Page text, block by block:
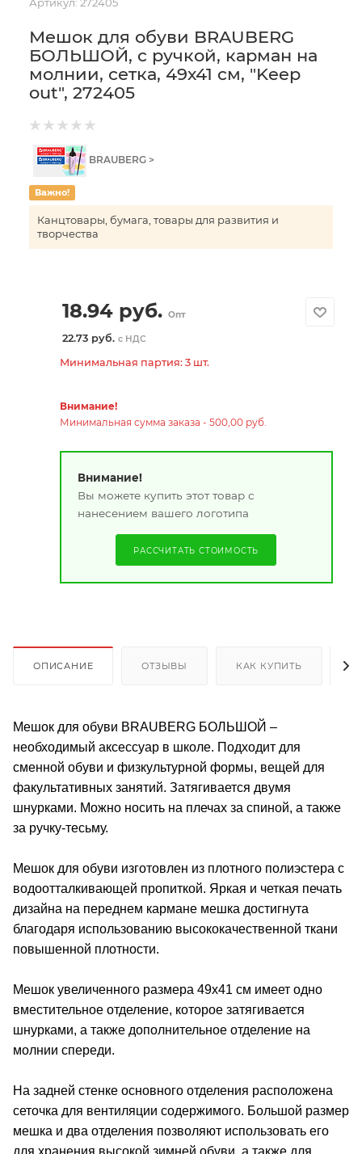
Мешок для обуви BRAUBERG
БОЛЬШОЙ, с ручкой, карман на
молнии, сетка, 49х41 см, "Keep
out", 272405
BRAUBERG >
Важно!
Канцтовары, бумага, товары для развития и
творчества
18.94руб. Опт
22.73 руб. с НДС
Минимальная партия: 3 шт.
Внимание!
Минимальная сумма заказа - 500,00 руб.
Внимание!
Вы можете купить этот товар с
нанесением вашего логотипа
РАССЧИТАТЬ СТОИМОСТЬ
ОПИСАНИЕ ОТЗЫВЫ КАК КУПИТЬ
Мешок для обуви BRAUBERG БОЛЬШОЙ –
необходимый аксессуар в школе. Подходит для
сменной обуви и физкультурной формы, вещей для
факультативных занятий. Затягивается двумя
шнурками. Можно носить на плечах за спиной, а также
за ручку-тесьму.
Мешок для обуви изготовлен из плотного полиэстера с
водоотталкивающей пропиткой. Яркая и четкая печать
дизайна на переднем кармане мешка достигнута
благодаря использованию высококачественной ткани
повышенной плотности.
Мешок увеличенного размера 49х41 см имеет одно
вместительное отделение, которое затягивается
шнурками, а также дополнительное отделение на
молнии спереди.
На задней стенке основного отделения расположена
сеточка для вентиляции содержимого. Большой размер
мешка и два отделения позволяют использовать его
для хранения высокой зимней обуви, а также для